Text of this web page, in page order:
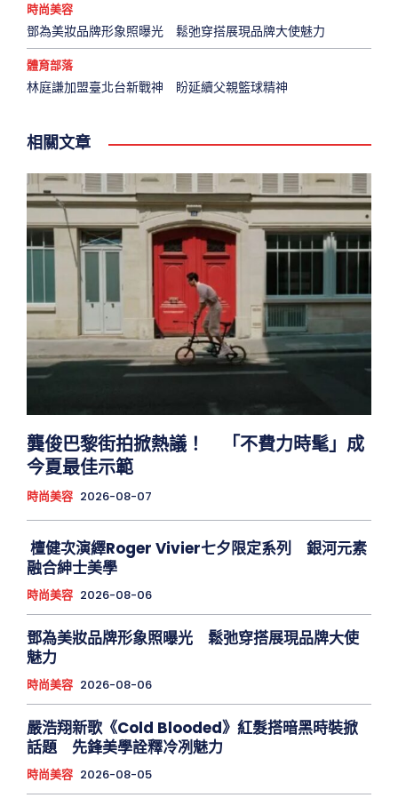
時尚美容
鄧為美妝品牌形象照曝光 鬆弛穿搭展現品牌大使魅力
體育部落
林庭謙加盟臺北台新戰神 盼延續父親籃球精神
相關文章
龔俊巴黎街拍掀熱議！ 「不費力時髦」成
今夏最佳示範
時尚美容 2026-08-07
檀健次演繹Roger Vivier七夕限定系列 銀河元素
融合紳士美學
時尚美容 2026-08-06
鄧為美妝品牌形象照曝光 鬆弛穿搭展現品牌大使
魅力
時尚美容 2026-08-06
嚴浩翔新歌《Cold Blooded》紅髮搭暗黑時裝掀
話題 先鋒美學詮釋冷冽魅力
時尚美容 2026-08-05